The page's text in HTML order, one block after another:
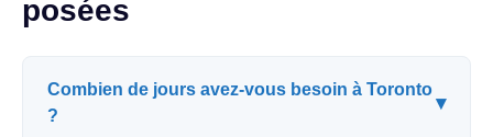
posées
Combien de jours avez-vous besoin à Toronto
?
▾